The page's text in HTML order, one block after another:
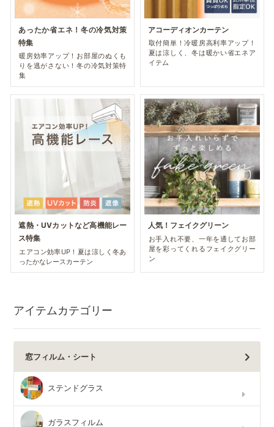
あったか省エネ！冬の冷気対策
特集
暖房効率アップ！お部屋のぬくも
りを逃がさない！冬の冷気対策特
集
アコーディオンカーテン
取付簡単！冷暖房高利率アップ！
夏は涼しく、冬は暖かい省エネア
イテム
遮熱・UVカットなど高機能レー
ス特集
エアコン効率UP！夏は涼しく冬あ
ったかなレースカーテン
人気！フェイクグリーン
お手入れ不要、一年を通してお部
屋を彩ってくれるフェイクグリー
ン
アイテムカテゴリー
窓フィルム・シート
ステンドグラス
ガラスフィルム